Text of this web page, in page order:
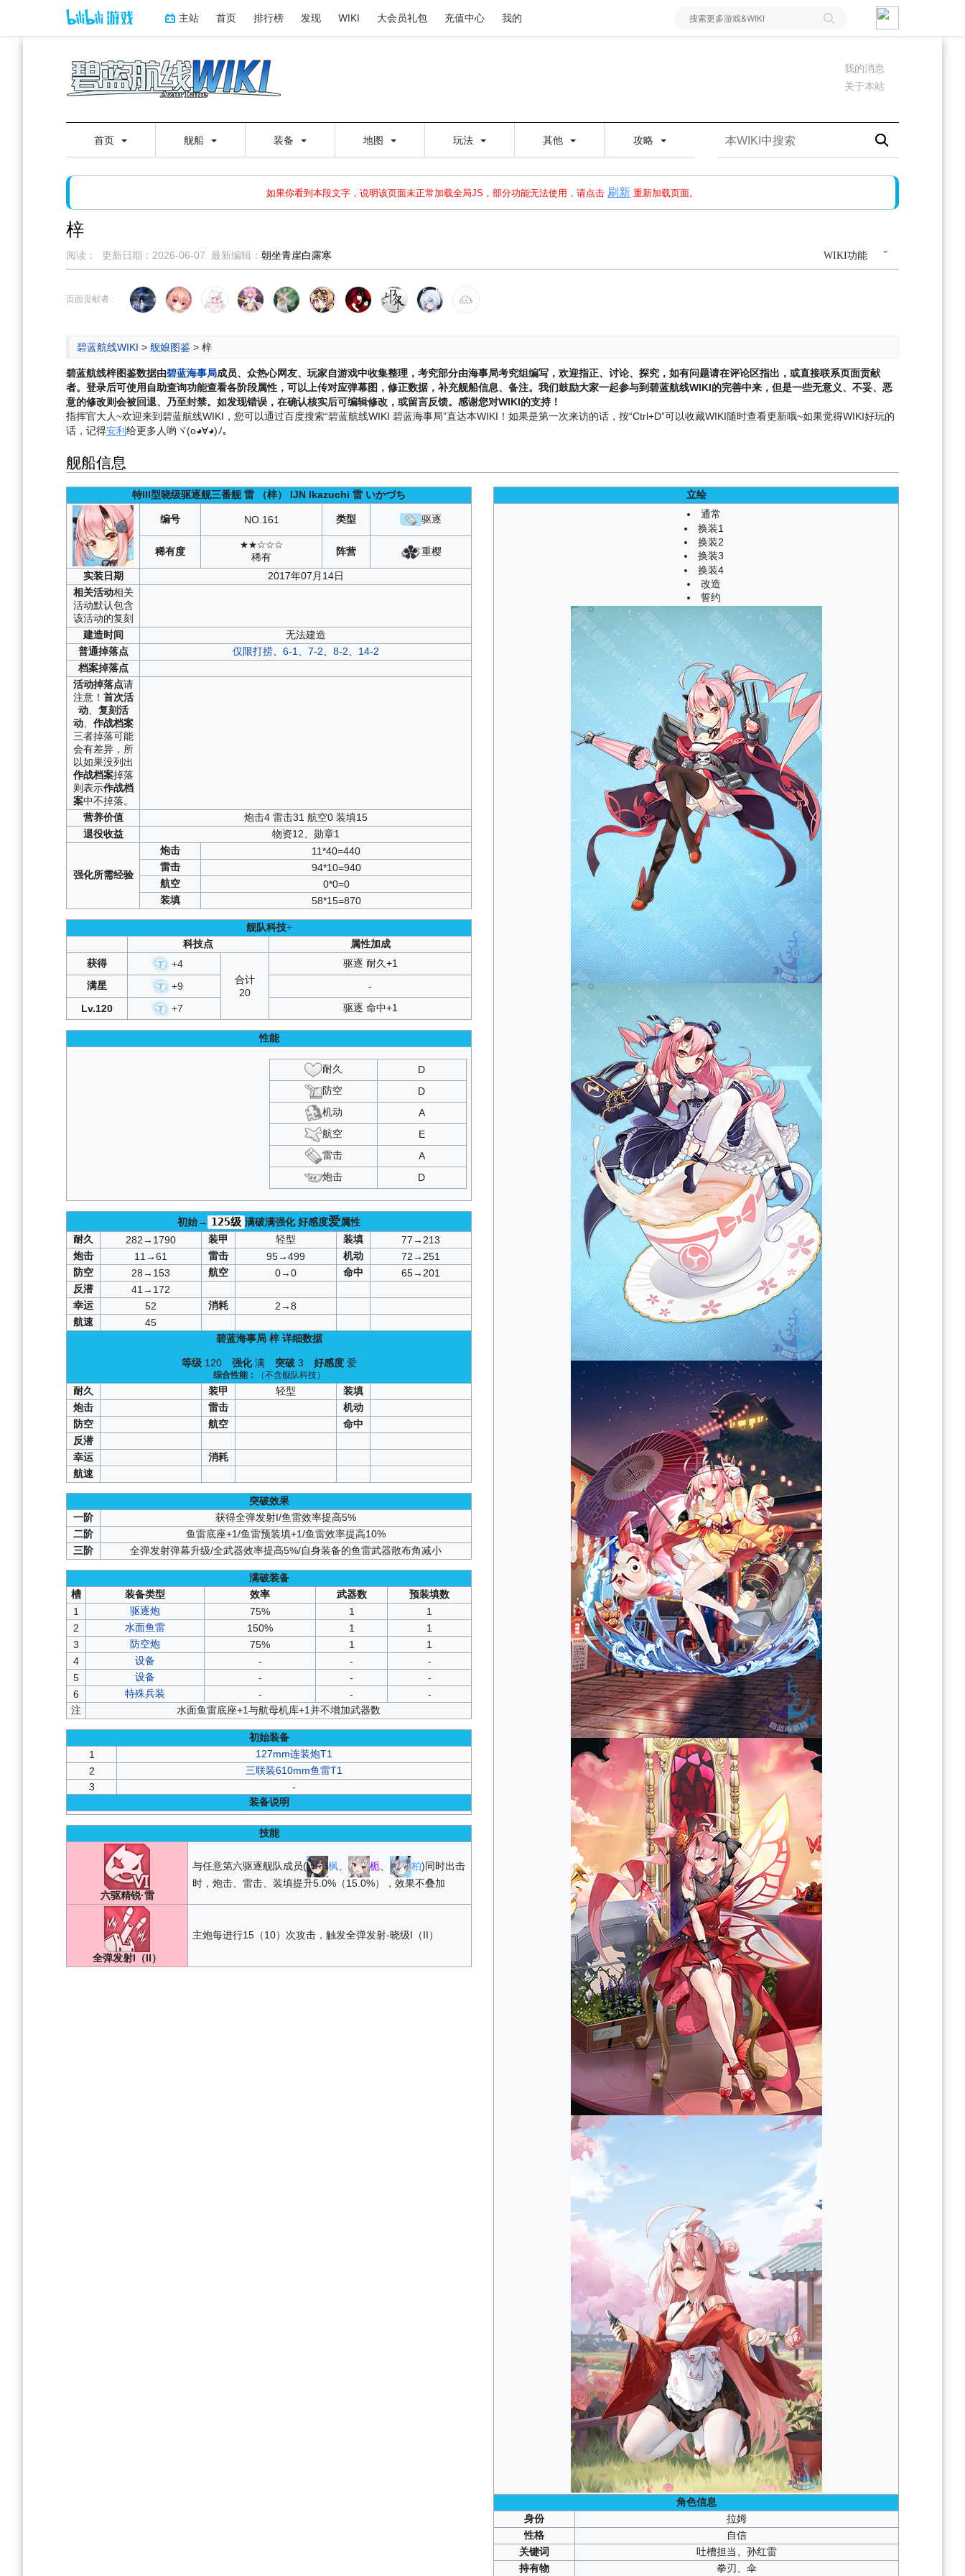
主站 首页 排行榜 发现 WIKI 大会员礼包 充值中心 我的
我的消息
关于本站
首页 舰船 装备 地图 玩法 其他 攻略
如果你看到本段文字，说明该页面未正常加载全局JS，部分功能无法使用，请点击 刷新 重新加载页面。
如果打开页面显示缩略图创建出错，请点击刷新或页面右上WIKI功能中的刷新按钮清除页面缓存并刷新，如果还有问题，请多尝试几次。
梓
WIKI功能
阅读： 更新日期： 2026-06-07 最新编辑： 朝坐青崖白露寒
到
到
页面贡献者 :
碧蓝航线WIKI > 舰娘图鉴 > 梓
碧蓝航线梓图鉴数据由碧蓝海事局成员、众热心网友、玩家自游戏中收集整理，考究部分由海事局考究组编写，欢迎指正、讨论、探究，如有问题请在评论区指出，或直接联系页面贡献
者。登录后可使用自助查询功能查看各阶段属性，可以上传对应弹幕图，修正数据，补充舰船信息、备注。我们鼓励大家一起参与到碧蓝航线WIKI的完善中来，但是一些无意义、不妥、恶
意的修改则会被回退、乃至封禁。如发现错误，在确认核实后可编辑修改，或留言反馈。感谢您对WIKI的支持！
指挥官大人~欢迎来到碧蓝航线WIKI，您可以通过百度搜索“碧蓝航线WIKI 碧蓝海事局”直达本WIKI！如果是第一次来访的话，按“Ctrl+D”可以收藏WIKI随时查看更新哦~如果觉得WIKI好玩的
话，记得安利 给更多人哟ヾ(o◕∀◕)ﾉ。
舰船信息
特III型晓级驱逐舰三番舰 雷 （梓） IJN Ikazuchi 雷 いかづち
编号 NO. 161 类型 驱逐
稀有度
★★☆☆☆
稀有 阵营 重樱
实装日期
2017年07月14日
相关活动相关
活动默认包含
该活动的复刻
建造时间
无法建造
普通掉落点 仅限打捞、 6-1 7-2 8-2
14-2
档案掉落点
活动掉落点请
注意！ 首次活
动、 复刻活
动、 作战档案
三者掉落可能
会有差异，所
以如果没列出
作战档案掉落
则表示作战档
案中不掉落。
营养价值
炮击4 雷击31 航空0 装填15
退役收益 物资12、勋章1
强化所需经验
炮击
11*40=440
雷击
94*10=940
航空
0*0=0
装填
58*15=870
舰队科技+
科技点
属性加成
获得
+4
合计
20
驱逐 耐久+1
满星
+9
-
Lv.120
+7 驱逐 命中+1
性能
耐久
D
防空
D
机动
A
航空
E
雷击
A
炮击
D
初始→ 125级 满破满强化好感度爱属性
耐久
282→1790 装甲 轻型 装填
77→213
炮击
11→61 雷击 95→499 机动
72→251
防空
28→153 航空 0→0 命中
65→201
反潜
41→172
幸运
52 消耗
2→8
航速
45
碧蓝海事局 梓详细数据
等级 120 强化满 突破 3 好感度 爱
综合性能： （不含舰队科技）
耐久 装甲 轻型
装填
炮击
雷击
机动
防空
航空
命中
反潜
幸运
消耗
航速
突破效果
一阶
获得全弹发射I/鱼雷效率提高5%
二阶
鱼雷底座+1/鱼雷预装填+1/鱼雷效率提高10%
三阶
全弹发射弹幕升级/全武器效率提高5%/自身装备的鱼雷武器散布角减小
满破装备
槽
装备类型 效率 武器数
预装填数
1
驱逐炮 75% 1
1
2
水面鱼雷 150% 1
1
3
防空炮 75% 1
1
4
设备 - -
-
5
设备 - -
-
6
特殊兵装 - -
-
注
水面鱼雷底座+1与航母机库+1并不增加武器数
初始装备
1
127mm连装炮T1
2
三联装610mm鱼雷T1
3
-
装备说明
技能
六驱精锐·雷
与任意第六驱逐舰队成员( 枫、 栀、 柏)同时出击
时，炮击、雷击、装填提升5.0%（15.0%），效果不叠加
全弹发射I（II）
主炮每进行15（10）次攻击，触发全弹发射-晓级I（II）
立绘
通常
换装1
换装2
换装3
换装4
改造
誓约
角色信息
身份
拉姆
性格
自信
关键词
吐槽担当、 孙红雷
持有物
拳刃、伞